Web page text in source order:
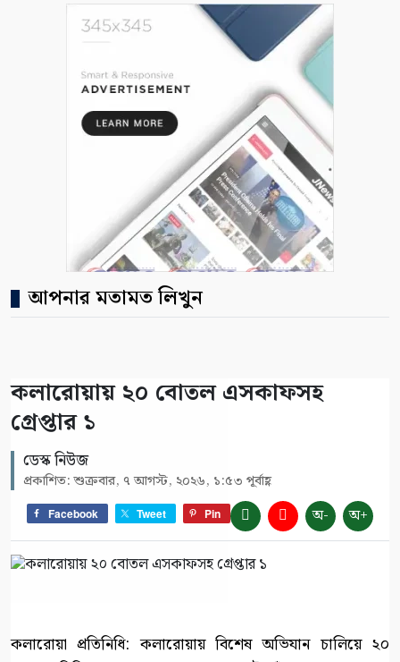
আপনার মতামত লিখুন
কলারোয়ায় ২০ বোতল এসকাফসহ
গ্রেপ্তার ১
ডেস্ক নিউজ
প্রকাশিত: শুক্রবার, ৭ আগস্ট, ২০২৬, ১:৫৩ পূর্বাহ্ণ
Facebook Tweet Pin অ- অ+
কলারোয়া প্রতিনিধি: কলারোয়ায় বিশেষ অভিযান চালিয়ে ২০